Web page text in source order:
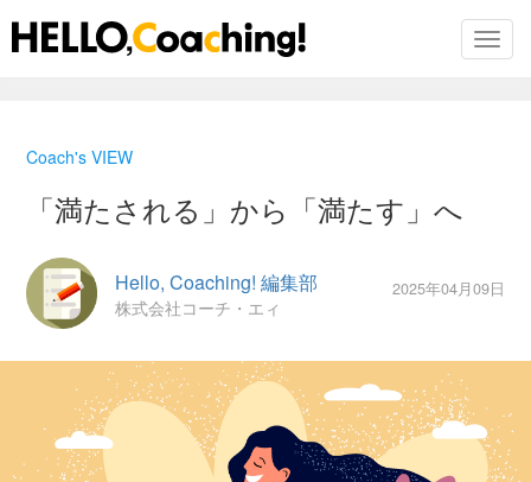
Coach's VIEW
「満たされる」から「満たす」へ
Hello, Coaching! 編集部
株式会社コーチ・エィ
2025年04月09日